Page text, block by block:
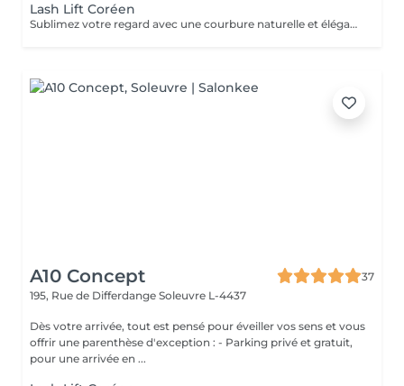
Lash Lift Coréen
Sublimez votre regard avec une courbure naturelle et élégante. Le lash lift coréen est une technique douce et innovante qui lifte les cils dès la racine, sans les abîmer. Contrairement aux méthodes classiques, cette version offre une finition plus soignée, une tenue prolongée et un respect optimal de la fibre du cil. De plus il soigne vos cils en profondeur. Résultat : des cils galbés, allongés et visiblement renforcés, sans extension ni mascara. Tenue : 6 à 8 semaines Convient à tous les types de cils, même les plus courts.
A10 Concept
37
195, Rue de Differdange Soleuvre L-4437
Dès votre arrivée, tout est pensé pour éveiller vos sens et vous
offrir une parenthèse d'exception : - Parking privé et gratuit,
pour une arrivée en ...